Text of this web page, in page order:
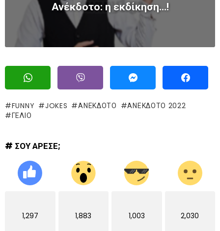
Ανέκδοτο: η εκδίκηση…!
FUNNY JOKES ΑΝΕΚΔΟΤΟ
ΑΝΕΚΔΟΤΟ 2022
ΓΈΛΙΟ
# ΣΟΥ ΑΡΕΣΕ;
1,297 1,883 1,003 2,030